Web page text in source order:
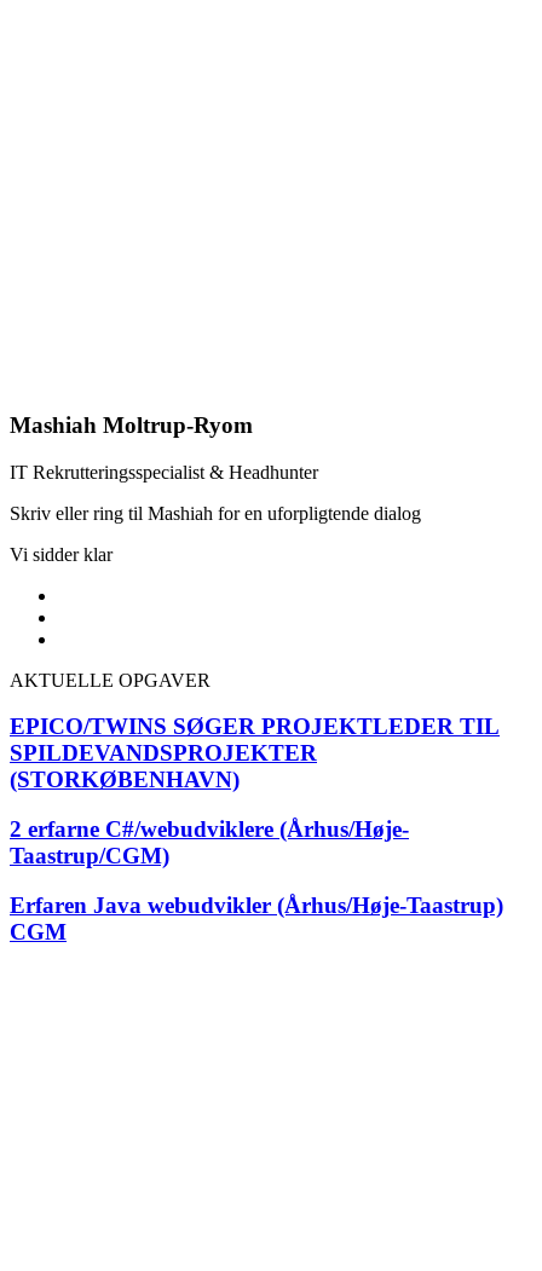
Mashiah Moltrup-Ryom
IT Rekrutteringsspecialist & Headhunter​
Skriv eller ring til Mashiah for en uforpligtende dialog
Vi sidder klar
AKTUELLE OPGAVER
EPICO/TWINS SØGER PROJEKTLEDER TIL
SPILDEVANDSPROJEKTER
(STORKØBENHAVN)
2 erfarne C#/webudviklere (Århus/Høje-
Taastrup/CGM)
Erfaren Java webudvikler (Århus/Høje-Taastrup)
CGM